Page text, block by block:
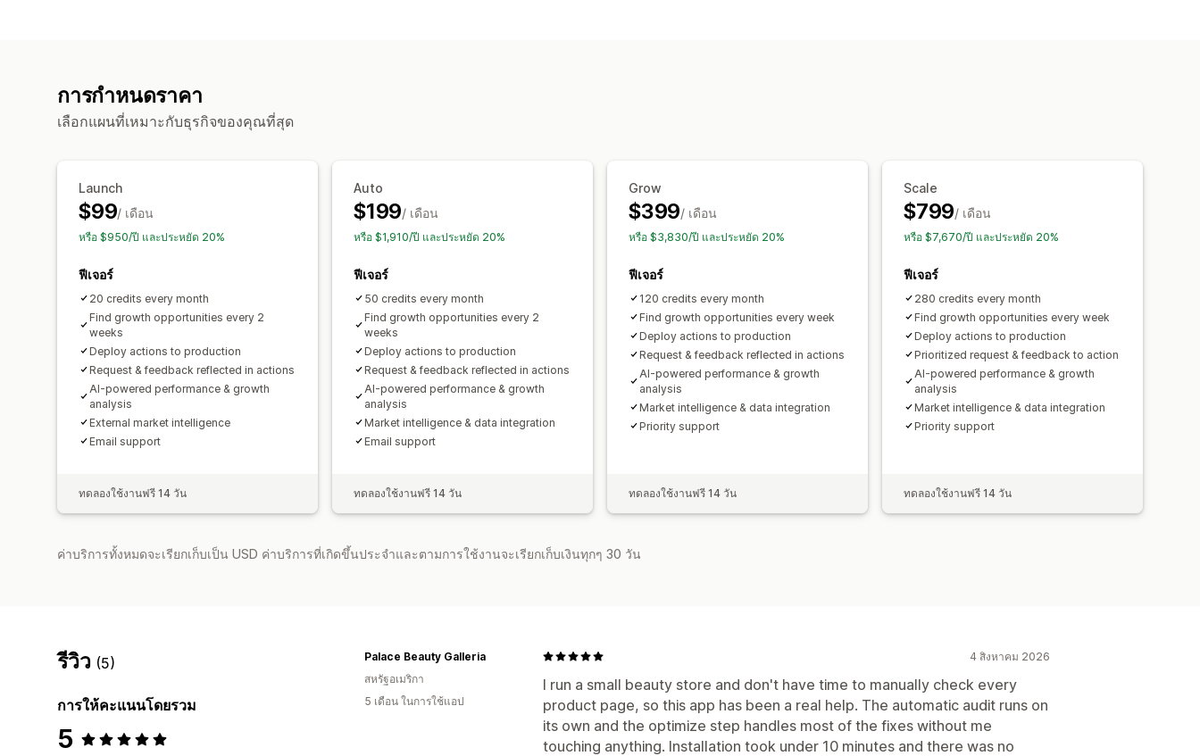
อัตราการคลิกผ่าน
ประสิทธิภาพของคำแนะนำ
คำแนะนำในการเพิ่มประสิทธิภาพ
การกำหนดราคา
เลือกแผนที่เหมาะกับธุรกิจของคุณที่สุด
Launch
$99/ เดือน
หรือ $950/ปี และประหยัด 20%
ฟีเจอร์
20 credits every month
Find growth opportunities every 2
weeks
Deploy actions to production
Request & feedback reflected in actions
AI-powered performance & growth
analysis
External market intelligence
Email support
ทดลองใช้งานฟรี 14 วัน
Auto
$199/ เดือน
หรือ $1,910/ปี และประหยัด 20%
ฟีเจอร์
50 credits every month
Find growth opportunities every 2
weeks
Deploy actions to production
Request & feedback reflected in actions
AI-powered performance & growth
analysis
Market intelligence & data integration
Email support
ทดลองใช้งานฟรี 14 วัน
Grow
$399/ เดือน
หรือ $3,830/ปี และประหยัด 20%
ฟีเจอร์
120 credits every month
Find growth opportunities every week
Deploy actions to production
Request & feedback reflected in actions
AI-powered performance & growth
analysis
Market intelligence & data integration
Priority support
ทดลองใช้งานฟรี 14 วัน
Scale
$799/ เดือน
หรือ $7,670/ปี และประหยัด 20%
ฟีเจอร์
280 credits every month
Find growth opportunities every week
Deploy actions to production
Prioritized request & feedback to action
AI-powered performance & growth
analysis
Market intelligence & data integration
Priority support
ทดลองใช้งานฟรี 14 วัน
ค่าบริการทั้งหมดจะเรียกเก็บเป็น USD ค่าบริการที่เกิดขึ้นประจำและตามการใช้งานจะเรียกเก็บเงินทุกๆ 30 วัน
รีวิว (5)
การให้คะแนนโดยรวม
5
4 สิงหาคม 2026
I run a small beauty store and don't have time to manually check every
product page, so this app has been a real help. The automatic audit runs on
its own and the optimize step handles most of the fixes without me
touching anything. Installation took under 10 minutes and there was no
Palace Beauty Galleria
สหรัฐอเมริกา
5 เดือน ในการใช้แอป